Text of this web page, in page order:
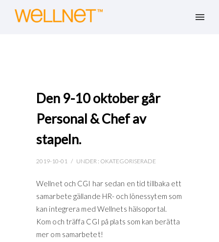
Den 9-10 oktober går
Personal & Chef av
stapeln.
2019-10-01 / UNDER : OKATEGORISERADE
Wellnet och CGI har sedan en tid tillbaka ett
samarbete gällande HR- och lönessytem som
kan integrera med Wellnets hälsoportal.
Kom och träffa CGI på plats som kan berätta
mer om samarbetet!